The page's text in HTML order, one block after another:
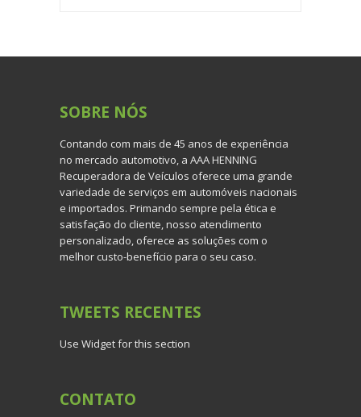
SOBRE NÓS
Contando com mais de 45 anos de experiência
no mercado automotivo, a AAA HENNING
Recuperadora de Veículos oferece uma grande
variedade de serviços em automóveis nacionais
e importados. Primando sempre pela ética e
satisfação do cliente, nosso atendimento
personalizado, oferece as soluções com o
melhor custo-benefício para o seu caso.
TWEETS RECENTES
Use Widget for this section
CONTATO